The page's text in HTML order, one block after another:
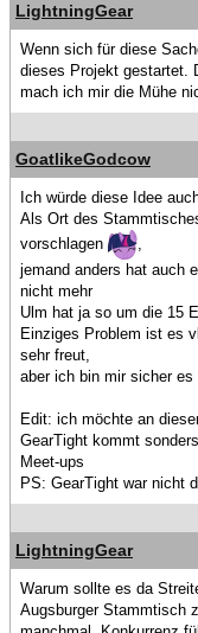
LightningGear
Wenn sich für diese
dieses Projekt gestartet.
mach ich mir die Mühe
GoatlikeGodcow
Ich würde diese Idee
Als Ort des
vorschlagen
jemand anders hat auch
nicht mehr
Ulm hat ja so um die 15
Einziges Problem ist es
sehr freut,
aber ich bin mir sicher
Edit: ich möchte an
GearTight kommt
Meet-ups
PS: GearTight war nicht
LightningGear
Warum sollte es da
Augsburger Stammtisch